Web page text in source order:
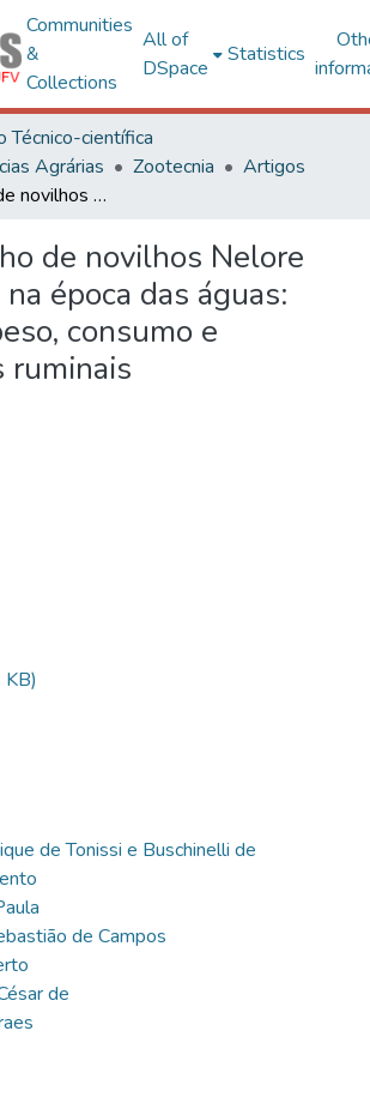
Communities
&
Collections
All of
DSpace
Statistics
Técnico-científica
Agrárias
Zootecnia
Artigos
Desempenho de novilhos Nelore em pastejo na época das águas: ganho de peso, consumo e parâmetros ruminais
de novilhos Nelore
época das águas:
consumo e
ruminais
de Tonissi e Buschinelli de
de Campos
de